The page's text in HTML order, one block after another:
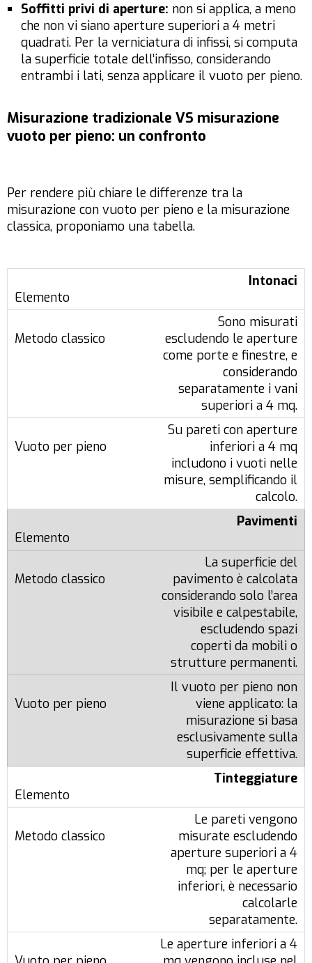
Soffitti privi di aperture: non si applica, a meno
che non vi siano aperture superiori a 4 metri
quadrati. Per la verniciatura di infissi, si computa
la superficie totale dell’infisso, considerando
entrambi i lati, senza applicare il vuoto per pieno.
Misurazione tradizionale VS misurazione
vuoto per pieno: un confronto
Per rendere più chiare le differenze tra la
misurazione con vuoto per pieno e la misurazione
classica, proponiamo una tabella.
Intonaci
Sono misurati
escludendo le aperture
come porte e finestre, e
considerando
separatamente i vani
superiori a 4 mq.
Su pareti con aperture
inferiori a 4 mq
includono i vuoti nelle
misure, semplificando il
calcolo.
Pavimenti
La superficie del
pavimento è calcolata
considerando solo l’area
visibile e calpestabile,
escludendo spazi
coperti da mobili o
strutture permanenti.
Il vuoto per pieno non
viene applicato: la
misurazione si basa
esclusivamente sulla
superficie effettiva.
Tinteggiature
Le pareti vengono
misurate escludendo
aperture superiori a 4
mq; per le aperture
inferiori, è necessario
calcolarle
separatamente.
Le aperture inferiori a 4